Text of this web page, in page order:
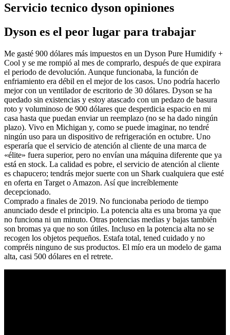
Servicio tecnico dyson opiniones
Dyson es el peor lugar para trabajar
Me gasté 900 dólares más impuestos en un Dyson Pure Humidify +
Cool y se me rompió al mes de comprarlo, después de que expirara
el periodo de devolución. Aunque funcionaba, la función de
enfriamiento era débil en el mejor de los casos. Uno podría hacerlo
mejor con un ventilador de escritorio de 30 dólares. Dyson se ha
quedado sin existencias y estoy atascado con un pedazo de basura
roto y voluminoso de 900 dólares que desperdicia espacio en mi
casa hasta que puedan enviar un reemplazo (no se ha dado ningún
plazo). Vivo en Michigan y, como se puede imaginar, no tendré
ningún uso para un dispositivo de refrigeración en octubre. Uno
esperaría que el servicio de atención al cliente de una marca de
«élite» fuera superior, pero no envían una máquina diferente que ya
está en stock. La calidad es pobre, el servicio de atención al cliente
es chapucero; tendrás mejor suerte con un Shark cualquiera que esté
en oferta en Target o Amazon. Así que increíblemente
decepcionado.
Comprado a finales de 2019. No funcionaba periodo de tiempo
anunciado desde el principio. La potencia alta es una broma ya que
no funciona ni un minuto. Otras potencias medias y bajas también
son bromas ya que no son útiles. Incluso en la potencia alta no se
recogen los objetos pequeños. Estafa total, tened cuidado y no
compréis ninguno de sus productos. El mío era un modelo de gama
alta, casi 500 dólares en el retrete.